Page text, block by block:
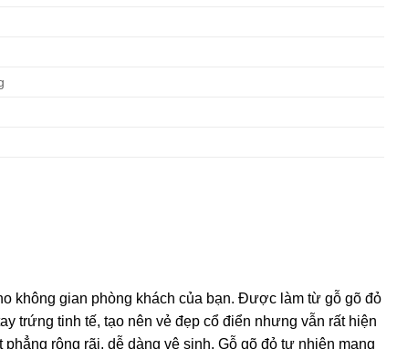
không gian phòng khách của bạn. Được làm từ gỗ gõ đỏ
trứng tinh tế, tạo nên vẻ đẹp cổ điển nhưng vẫn rất hiện
rộng rãi, dễ dàng vệ sinh. Gỗ gõ đỏ tự nhiên mang